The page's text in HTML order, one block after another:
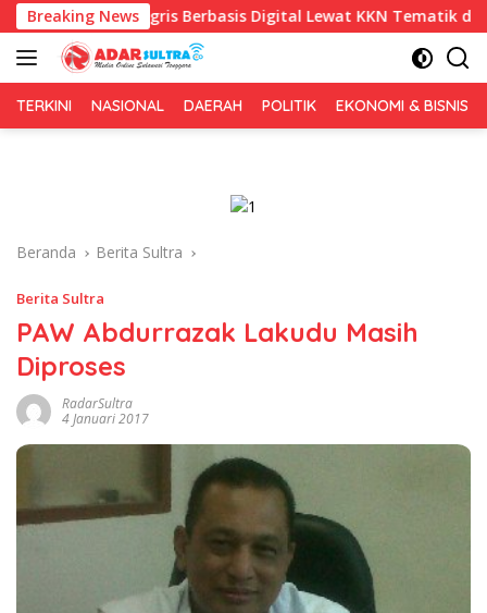
Langsung
ke
konten
Breaking News
Berbasis Digital Lewat KKN Tematik di Desa Alebo
TERKINI NASIONAL DAERAH POLITIK EKONOMI & BISNIS
Beranda Berita Sultra
Berita Sultra
PAW Abdurrazak Lakudu Masih
Diproses
RadarSultra
4 Januari 2017